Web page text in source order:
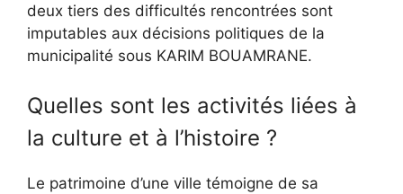
deux tiers des difficultés rencontrées sont
imputables aux décisions politiques de la
municipalité sous KARIM BOUAMRANE.
Quelles sont les activités liées à
la culture et à l’histoire ?
Le patrimoine d’une ville témoigne de sa